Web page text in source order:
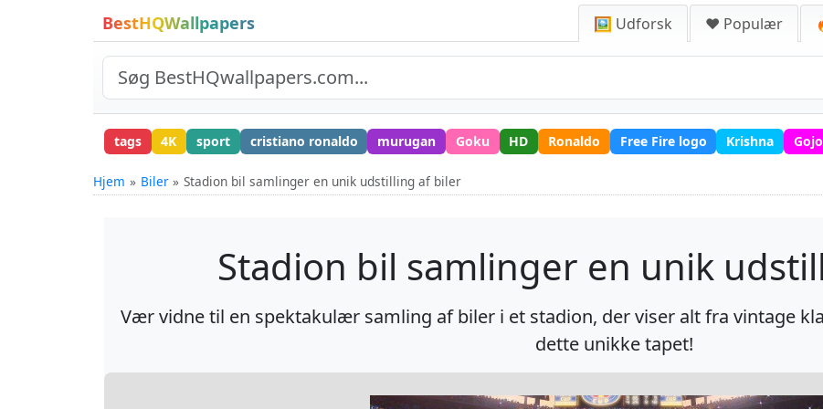
BestHQWallpapers 🖼️ Udforsk ❤️ Populær
tags 4K sport cristiano ronaldo murugan Goku HD Ronaldo Free Fire logo Krishna
Hjem Biler Stadion bil samlinger en unik udstilling af biler
Stadion bil samlinger en unik
Vær vidne til en spektakulær samling af biler i et stadion, der viser alt fra vintage
dette unikke tapet!